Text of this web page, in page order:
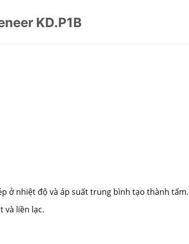
KD.P1B
ở nhiệt độ và áp suất trung bình tạo thành tấm.
và liền lạc.